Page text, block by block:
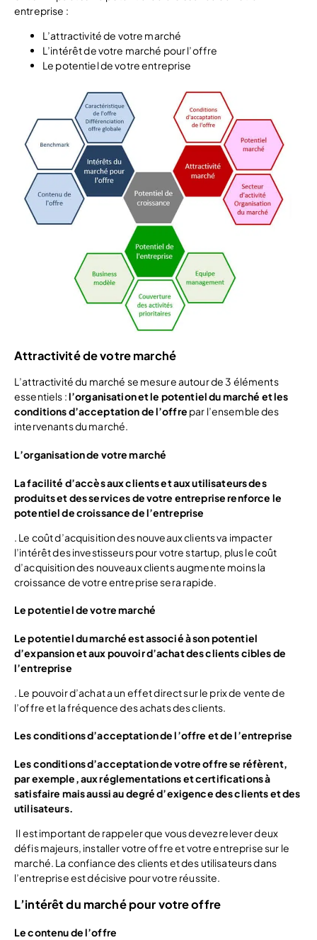
entreprise :
L’attractivité de votre marché
L’intérêt de votre marché pour l’offre
Le potentiel de votre entreprise
Attractivité de votre marché
L’attractivité du marché se mesure autour de 3 éléments
essentiels :l’organisation et le potentiel du marché et les
conditions d’acceptation de l’offre par l’ensemble des
intervenants du marché.
L’organisation de votre marché
La facilité d’accès aux clients et aux utilisateurs des
produits et des services de votre entreprise renforce le
potentiel de croissance de l’entreprise
. Le coût d’acquisition des nouveaux clients va impacter
l’intérêt des investisseurs pour votre startup, plus le coût
d’acquisition des nouveaux clients augmente moins la
croissance de votre entreprise sera rapide.
Le potentiel de votre marché
Le potentiel du marché est associé à son potentiel
d’expansion et aux pouvoir d’achat des clients cibles de
l’entreprise
. Le pouvoir d’achat a un effet direct sur le prix de vente de
l’offre et la fréquence des achats des clients.
Les conditions d’acceptation de l’offre et de l’entreprise
Les conditions d’acceptation de votre offre se réfèrent,
par exemple, aux réglementations et certifications à
satisfaire mais aussi au degré d’exigence des clients et des
utilisateurs.
Il est important de rappeler que vous devez relever deux
défis majeurs, installer votre offre et votre entreprise sur le
marché. La confiance des clients et des utilisateurs dans
l’entreprise est décisive pour votre réussite.
L’intérêt du marché pour votre offre
Le contenu de l’offre